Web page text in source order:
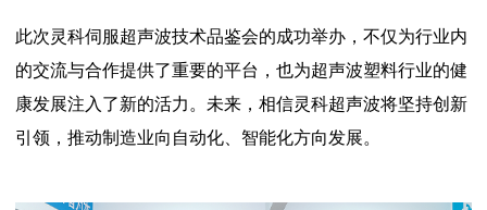
此次灵科伺服超声波技术品鉴会的成功举办，不仅为行业内
的交流与合作提供了重要的平台，也为超声波塑料行业的健
康发展注入了新的活力。未来，相信灵科超声波将坚持创新
引领，推动制造业向自动化、智能化方向发展。